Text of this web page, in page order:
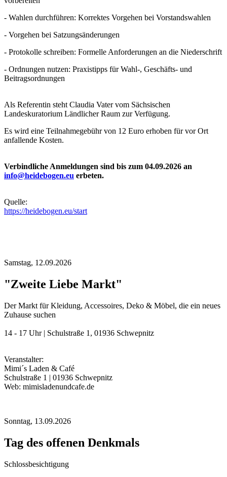
- Wahlen durchführen: Korrektes Vorgehen bei Vorstandswahlen
- Vorgehen bei Satzungsänderungen
- Protokolle schreiben: Formelle Anforderungen an die Niederschrift
- Ordnungen nutzen: Praxistipps für Wahl-, Geschäfts- und
Beitragsordnungen
Als Referentin steht Claudia Vater vom Sächsischen
Landeskuratorium Ländlicher Raum zur Verfügung.
Es wird eine Teilnahmegebühr von 12 Euro erhoben für vor Ort
anfallende Kosten.
Verbindliche Anmeldungen sind bis zum 04.09.2026 an
info@heidebogen.eu erbeten.
Quelle:
https://heidebogen.eu/start
Samstag, 12.09.2026
"Zweite Liebe Markt"
Der Markt für Kleidung, Accessoires, Deko & Möbel, die ein neues
Zuhause suchen
14 - 17 Uhr | Schulstraße 1, 01936 Schwepnitz
Veranstalter:
Mimi´s Laden & Café
Schulstraße 1 | 01936 Schwepnitz
Web: mimisladenundcafe.de
Sonntag, 13.09.2026
Tag des offenen Denkmals
Schlossbesichtigung